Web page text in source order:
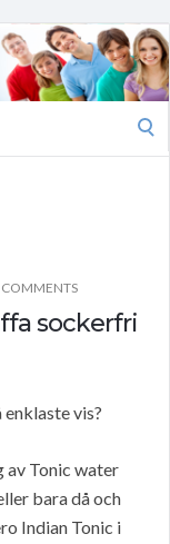
sockerfri
vis?
av Tonic water
bara då och
Indian Tonic i